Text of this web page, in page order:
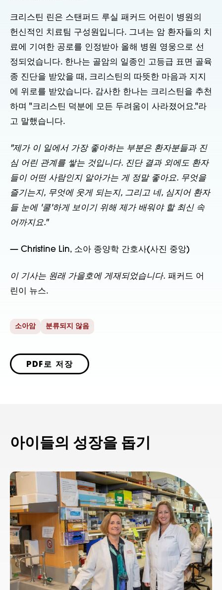
크리스틴 린은 스탠퍼드 루실 패커드 어린이 병원의
헌신적인 치료팀 구성원입니다. 그녀는 암 환자들의 치
료에 기여한 공로를 인정받아 올해 병원 영웅으로 선
정되었습니다. 한나는 골암의 일종인 고등급 표면 골육
종 진단을 받았을 때, 크리스틴의 따뜻한 마음과 지지
에 위로를 받았습니다. 감사한 한나는 크리스틴을 추천
하며 "크리스틴 덕분에 모든 두려움이 사라졌어요."라
고 말했습니다.
"제가 이 일에서 가장 좋아하는 부분은 환자분들과 진
심 어린 관계를 쌓는 것입니다. 진단 결과 외에도 환자
들이 어떤 사람인지 알아가는 게 정말 좋아요. 무엇을
즐기는지, 무엇에 웃게 되는지, 그리고 네, 심지어 환자
들 눈에 '쿨'하게 보이기 위해 제가 배워야 할 최신 속
어까지요."
— Christine Lin, 소아 종양학 간호사(사진 중앙)
이 기사는 원래 가을호에 게재되었습니다. 패커드 어
린이 뉴스.
소아암 분류되지 않음
PDF로 저장
아이들의 성장을 돕기